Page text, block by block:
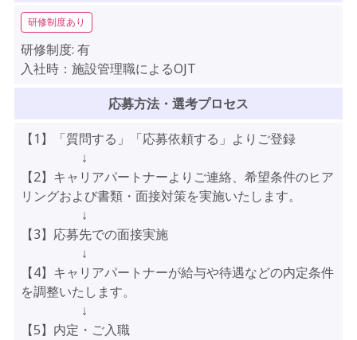
研修制度あり
研修制度: 有
入社時：施設管理職によるOJT
応募方法・選考プロセス
【1】「質問する」「応募依頼する」よりご登録
↓
【2】キャリアパートナーよりご連絡、希望条件のヒア
リングおよび書類・面接対策を実施いたします。
↓
【3】応募先での面接実施
↓
【4】キャリアパートナーが給与や待遇などの内定条件
を調整いたします。
↓
【5】内定・ご入職